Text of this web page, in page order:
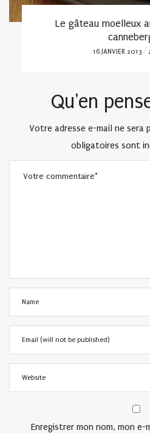
Le gâteau moelleux
POSTED
16 JANVIER 2013
Qu'en
Votre adresse e-mail ne sera
obligatoires sont
Enregistrer mon nom, mon